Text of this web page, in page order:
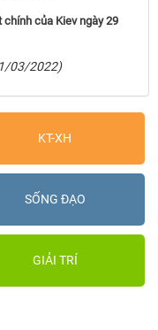
của Kiev ngày 29
03/2022)
KT-XH
SỐNG ĐẠO
GIẢI TRÍ